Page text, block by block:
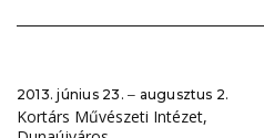
2013. június 23. ‒ augusztus 2.
Kortárs Művészeti Intézet,